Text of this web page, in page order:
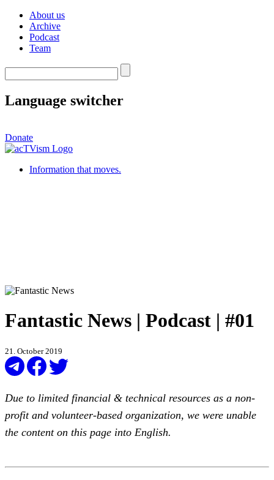
About us
Archive
Podcast
Team
Language switcher
Donate
Information that moves.
Fantastic News | Podcast | #01
21. October 2019
Due to limited financial & technical resources as a non-
profit and volunteer-based organization, we were unable
the content on this page into English.